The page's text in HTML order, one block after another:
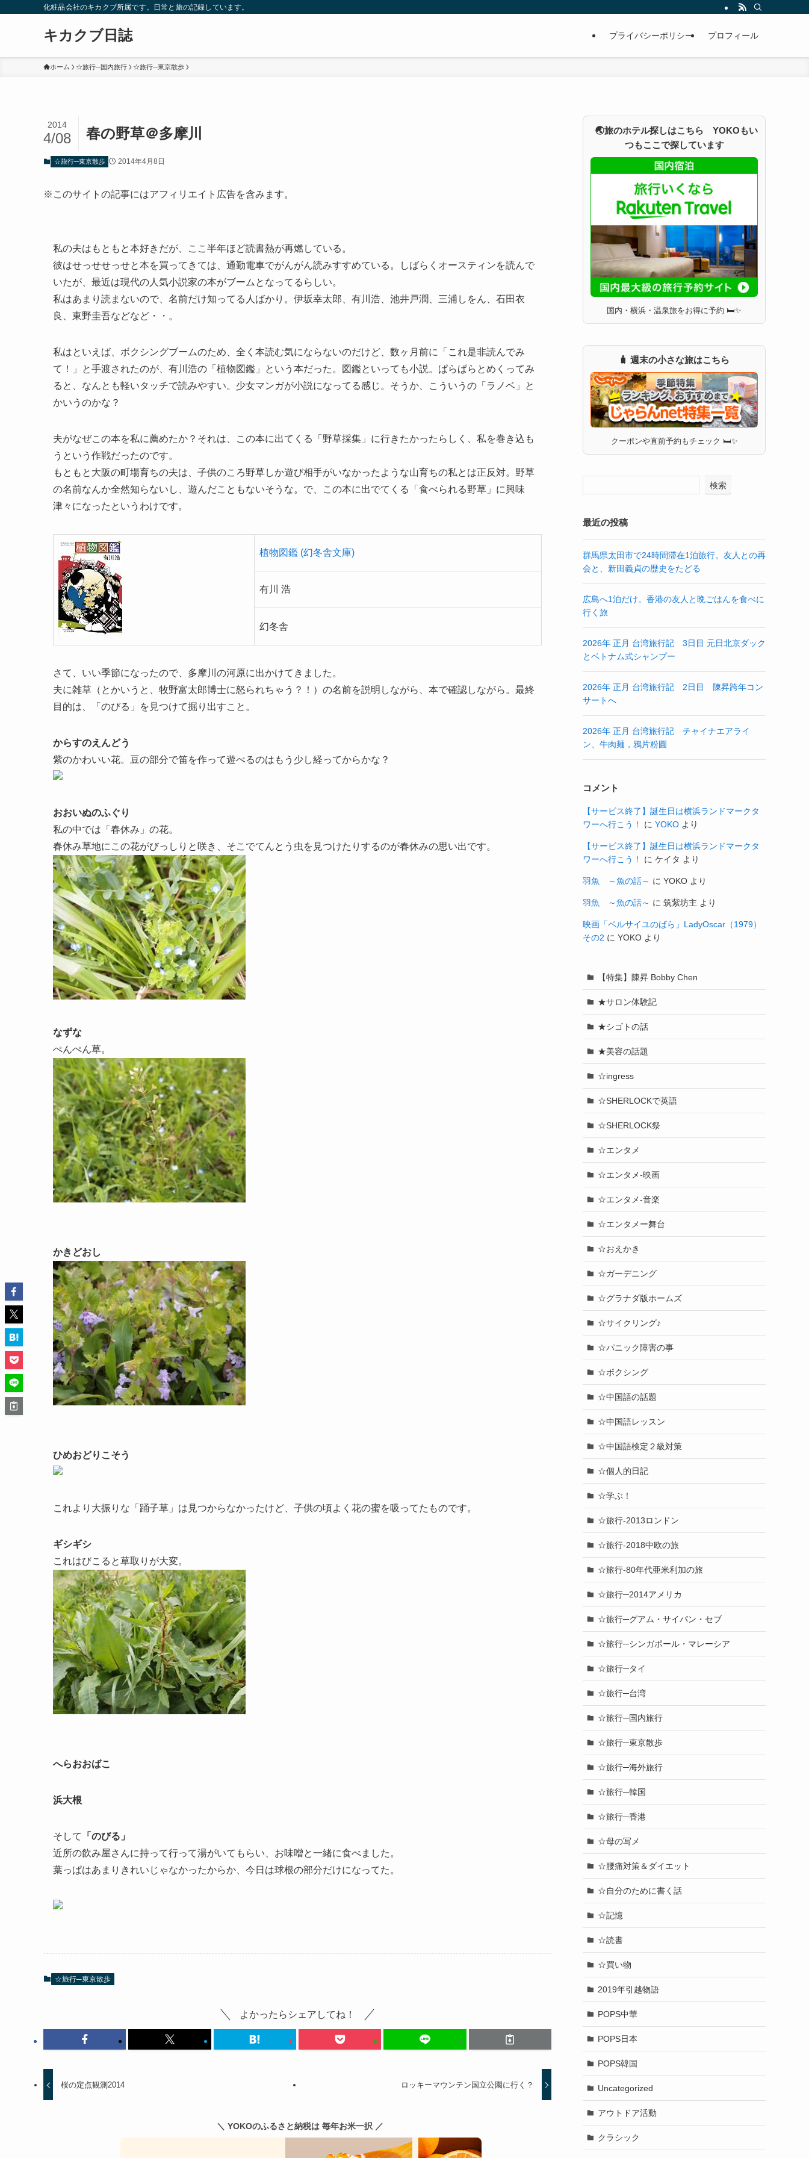
化粧品会社のキカクブ所属です。日常と旅の記録しています。
キカクブ日誌 プライバシーポリシー プロフィール
ホーム ☆旅行─国内旅行 ☆旅行─東京散歩
春の野草＠多摩川
2014
4/08
☆旅行─東京散歩 2014年4月8日
※このサイトの記事にはアフィリエイト広告を含みます。
私の夫はもともと本好きだが、ここ半年ほど読書熱が再燃している。
彼はせっせせっせと本を買ってきては、通勤電車でがんがん読みすすめている。しばらくオースティンを読んで
いたが、最近は現代の人気小説家の本がブームとなってるらしい。
私はあまり読まないので、名前だけ知ってる人ばかり。伊坂幸太郎、有川浩、池井戸潤、三浦しをん、石田衣
良、東野圭吾などなど・・。
私はといえば、ボクシングブームのため、全く本読む気にならないのだけど、数ヶ月前に「これ是非読んでみ
て！」と手渡されたのが、有川浩の「植物図鑑」という本だった。図鑑といっても小説。ぱらぱらとめくってみ
ると、なんとも軽いタッチで読みやすい。少女マンガが小説になってる感じ。そうか、こういうの「ラノベ」と
かいうのかな？
夫がなぜこの本を私に薦めたか？それは、この本に出てくる「野草採集」に行きたかったらしく、私を巻き込も
うという作戦だったのです。
もともと大阪の町場育ちの夫は、子供のころ野草しか遊び相手がいなかったような山育ちの私とは正反対。野草
の名前なんか全然知らないし、遊んだこともないそうな。で、この本に出でてくる「食べられる野草」に興味
津々になったというわけです。
植物図鑑 (幻冬舎文庫)
有川 浩
幻冬舎
さて、いい季節になったので、多摩川の河原に出かけてきました。
夫に雑草（とかいうと、牧野富太郎博士に怒られちゃう？！）の名前を説明しながら、本で確認しながら。最終
目的は、「のびる」を見つけて掘り出すこと。
からすのえんどう
紫のかわいい花。豆の部分で笛を作って遊べるのはもう少し経ってからかな？
おおいぬのふぐり
私の中では「春休み」の花。
春休み草地にこの花がびっしりと咲き、そこでてんとう虫を見つけたりするのが春休みの思い出です。
なずな
ぺんぺん草。
かきどおし
ひめおどりこそう
これより大振りな「踊子草」は見つからなかったけど、子供の頃よく花の蜜を吸ってたものです。
ギシギシ
これはびこると草取りが大変。
へらおおばこ
浜大根
そして
「のびる」
近所の飲み屋さんに持って行って湯がいてもらい、お味噌と一緒に食べました。
葉っぱはあまりきれいじゃなかったからか、今日は球根の部分だけになってた。
☆旅行─東京散歩
よかったらシェアしてね！
桜の定点観測2014 ロッキーマウンテン国立公園に行く？
＼ YOKOのふるさと納税は 毎年お米一択 ／
🌏旅のホテル探しはこちら YOKOもい
つもここで探しています
国内・横浜・温泉旅をお得に予約 🛏✨
🧳 週末の小さな旅はこちら
クーポンや直前予約もチェック 🛏✨
検索
最近の投稿
群馬県太田市で24時間滞在1泊旅行。友人との再
会と、新田義貞の歴史をたどる
広島へ1泊だけ。香港の友人と晩ごはんを食べに
行く旅
2026年 正月 台湾旅行記 3日目 元日北京ダック
とベトナム式シャンプー
2026年 正月 台湾旅行記 2日目 陳昇跨年コン
サートへ
2026年 正月 台湾旅行記 チャイナエアライ
ン、牛肉麺，鴉片粉圓
コメント
【サービス終了】誕生日は横浜ランドマークタ
ワーへ行こう！
に YOKO より
【サービス終了】誕生日は横浜ランドマークタ
ワーへ行こう！
に ケイタ より
羽魚 ～魚の話～ に YOKO より
羽魚 ～魚の話～ に 筑紫坊主 より
映画「ベルサイユのばら」LadyOscar（1979）
その2 に YOKO より
【特集】陳昇 Bobby Chen
★サロン体験記
★シゴトの話
★美容の話題
☆ingress
☆SHERLOCKで英語
☆SHERLOCK祭
☆エンタメ
☆エンタメ-映画
☆エンタメ-音楽
☆エンタメー舞台
☆おえかき
☆ガーデニング
☆グラナダ版ホームズ
☆サイクリング♪
☆パニック障害の事
☆ボクシング
☆中国語の話題
☆中国語レッスン
☆中国語検定２級対策
☆個人的日記
☆学ぶ！
☆旅行-2013ロンドン
☆旅行-2018中欧の旅
☆旅行-80年代亜米利加の旅
☆旅行─2014アメリカ
☆旅行─グアム・サイパン・セブ
☆旅行─シンガポール・マレーシア
☆旅行─タイ
☆旅行─台湾
☆旅行─国内旅行
☆旅行─東京散歩
☆旅行─海外旅行
☆旅行─韓国
☆旅行─香港
☆母の写メ
☆腰痛対策＆ダイエット
☆自分のために書く話
☆記憶
☆読書
☆買い物
2019年引越物語
POPS中華
POPS日本
POPS韓国
Uncategorized
アウトドア活動
クラシック